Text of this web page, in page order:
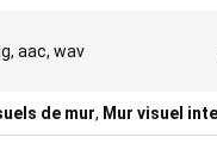
aac, wav
de mur, Mur visuel